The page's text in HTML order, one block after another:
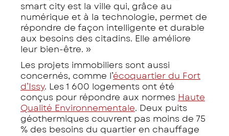
smart city est la ville qui, grâce au
numérique et à la technologie, permet de
répondre de façon intelligente et durable
aux besoins des citadins. Elle améliore
leur bien-être. »
Les projets immobiliers sont aussi
concernés, comme l’écoquartier du Fort
d’Issy. Les 1 600 logements ont été
conçus pour répondre aux normes Haute
Qualité Environnementale. Deux puits
géothermiques couvrent pas moins de 75
% des besoins du quartier en chauffage